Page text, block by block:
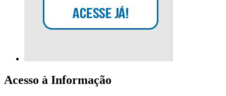
Acesso à Informação